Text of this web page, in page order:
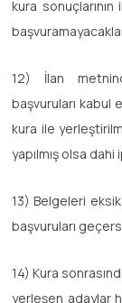
kura
12) İlan
başvuruları kabul
kura ile
yapılmış olsa
13) Belgeleri
başvuruları
14) Kura
yerleşen adaylar